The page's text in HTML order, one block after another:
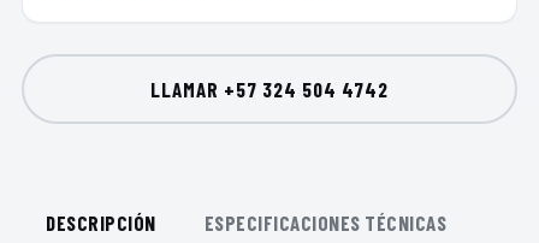
LLAMAR +57 324 504 4742
DESCRIPCIÓN ESPECIFICACIONES TÉCNICAS